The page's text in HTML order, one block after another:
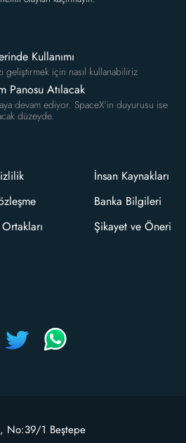
Kullanımı
geliştirmek için nasıl kullanabiliriz
Panosu Atılacak
devam ediyor. SpaceX'in duyurusu ise
düzeyde.
İnsan Kaynakları
Banka Bilgileri
Şikayet ve Öneri
No:39/1 Beştepe